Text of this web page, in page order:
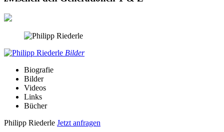
Bilder
Biografie
Bilder
Videos
Links
Bücher
Philipp Riederle Jetzt anfragen